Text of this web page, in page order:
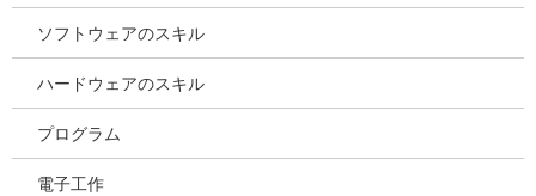
20220804114234
ソフトウェアのスキル
ハードウェアのスキル
プログラム
電子工作